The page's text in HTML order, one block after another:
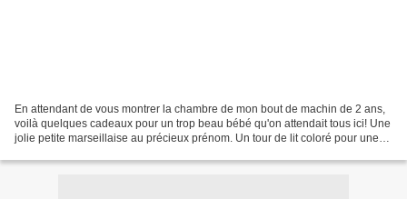
En attendant de vous montrer la chambre de mon bout de machin de 2 ans,
voilà quelques cadeaux pour un trop beau bébé qu'on attendait tous ici! Une
jolie petite marseillaise au précieux prénom. Un tour de lit coloré pour une